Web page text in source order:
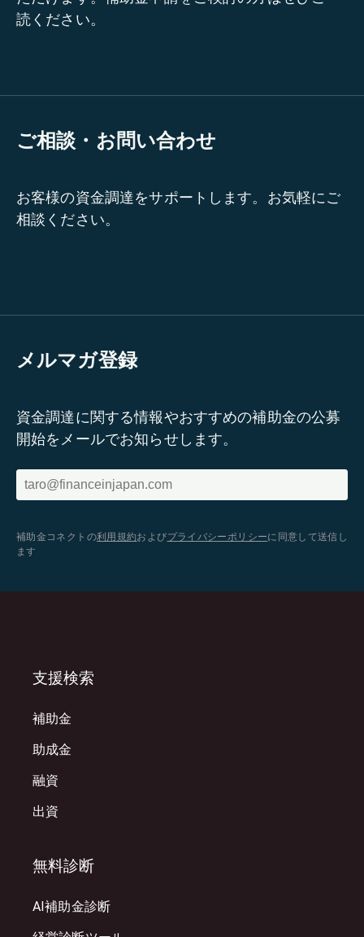
読ください。
ご相談・お問い合わせ
お客様の資金調達をサポートします。お気軽にご
相談ください。
メルマガ登録
資金調達に関する情報やおすすめの補助金の公募
開始をメールでお知らせします。
補助金コネクトの利用規約およびプライバシーポリシーに同意して送信し
ます
支援検索
補助金
助成金
融資
出資
無料診断
AI補助金診断